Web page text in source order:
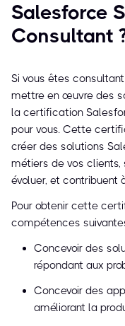
Salesforce
Consultant
Si vous êtes
mettre en œuvre des
la certification
pour vous. Cette
créer des solutions
métiers de vos
évoluer, et contribuent
Pour obtenir cette
compétences
Concevoir des
répondant aux
Concevoir des
améliorant la